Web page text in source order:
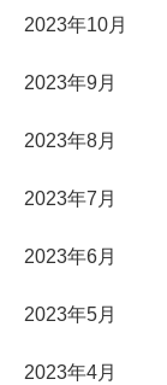
2023年10月
2023年9月
2023年8月
2023年7月
2023年6月
2023年5月
2023年4月